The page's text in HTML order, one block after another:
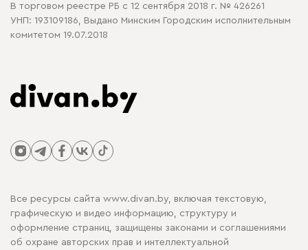
В торговом реестре РБ с 12 сентября 2018 г. № 426261
УНП: 193109186, Выдано Минским Городским исполнительным
комитетом 19.07.2018
Все ресурсы сайта www.divan.by, включая текстовую,
графическую и видео информацию, структуру и
оформление страниц, защищены законами и соглашениями
об охране авторских прав и интеллектуальной